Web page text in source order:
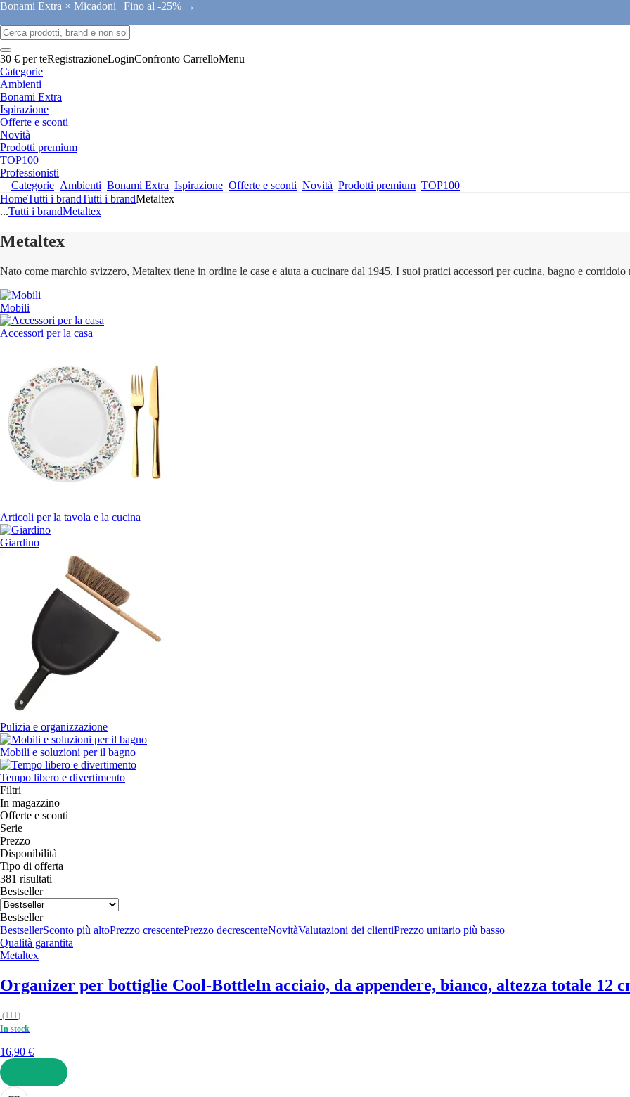
Bonami Extra × Micadoni | Fino al -25% →
30 € per teRegistrazioneLoginConfronto CarrelloMenu
Categorie
Ambienti
Bonami Extra
Ispirazione
Offerte e sconti
Novità
Prodotti premium
TOP100
Professionisti
Categorie Ambienti Bonami Extra Ispirazione Offerte e sconti Novità Prodotti premium TOP100
HomeTutti i brandTutti i brandMetaltex
...Tutti i brandMetaltex
Metaltex
Nato come marchio svizzero, Metaltex tiene in ordine le case e aiuta a cucinare dal 1945. I suoi pratici accessori per cucina, bagno e corridoio
Mobili
Accessori per la casa
Articoli per la tavola e la cucina
Giardino
Pulizia e organizzazione
Mobili e soluzioni per il bagno
Tempo libero e divertimento
Filtri
In magazzino
Offerte e sconti
Serie
Prezzo
Disponibilità
Tipo di offerta
381 risultati
Bestseller
Bestseller
BestsellerSconto più altoPrezzo crescentePrezzo decrescenteNovitàValutazioni dei clientiPrezzo unitario più basso
Qualità garantita
Metaltex
Organizer per bottiglie Cool-BottleIn acciaio, da appendere, bianco, altezza totale 12
(111)
In stock
16,90 €
AGGIUNGI